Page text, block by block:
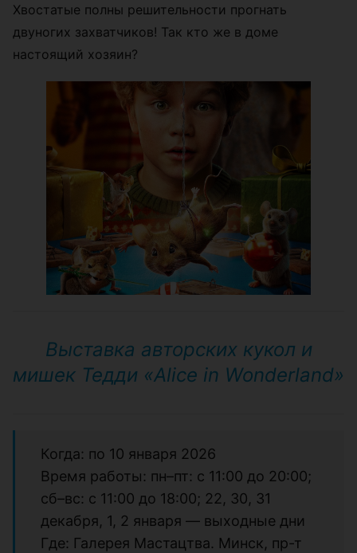
Хвостатые полны решительности прогнать
двуногих захватчиков! Так кто же в доме
настоящий хозяин?
Выставка авторских кукол и
мишек Тедди «Alice in Wonderland»
Когда: по 10 января 2026
Время работы: пн–пт: с 11:00 до 20:00;
сб–вс: с 11:00 до 18:00; 22, 30, 31
декабря, 1, 2 января — выходные дни
Где: Галерея Мастацтва. Минск, пр-т